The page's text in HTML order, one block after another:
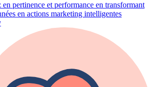
en pertinence et performance en transformant
en actions marketing intelligentes